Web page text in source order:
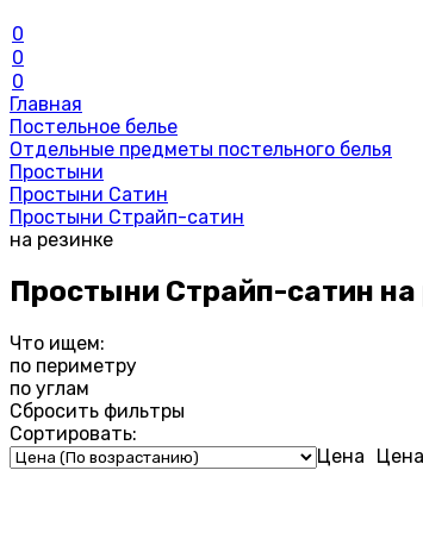
0
0
0
Главная
Постельное белье
Отдельные предметы постельного белья
Простыни
Простыни Сатин
Простыни Страйп-сатин
на резинке
Простыни Страйп-сатин на
Что ищем:
по периметру
по углам
Сбросить фильтры
Сортировать:
Цена
Цена